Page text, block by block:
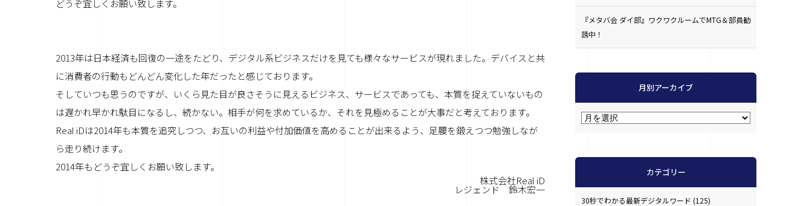
どうぞ宜しくお願い致します。
2013年は日本経済も回復の一途をたどり、デジタル系ビジネスだけを見ても様々なサービスが現れました。デバイスと共
に消費者の行動もどんどん変化した年だったと感じております。
そしていつも思うのですが、いくら見た目が良さそうに見えるビジネス、サービスであっても、本質を捉えていないもの
は遅かれ早かれ駄目になるし、続かない。相手が何を求めているか、それを見極めることが大事だと考えております。
Real iDは2014年も本質を追究しつつ、お互いの利益や付加価値を高めることが出来るよう、足腰を鍛えつつ勉強しなが
ら走り続けます。
2014年もどうぞ宜しくお願い致します。
株式会社Real iD
レジェンド 鈴木宏一
『メタバ会 ダイ部』ワクワクルームでMTG＆部員勧
誘中！
月別アーカイブ
カテゴリー
30秒でわかる最新デジタルワード (125)